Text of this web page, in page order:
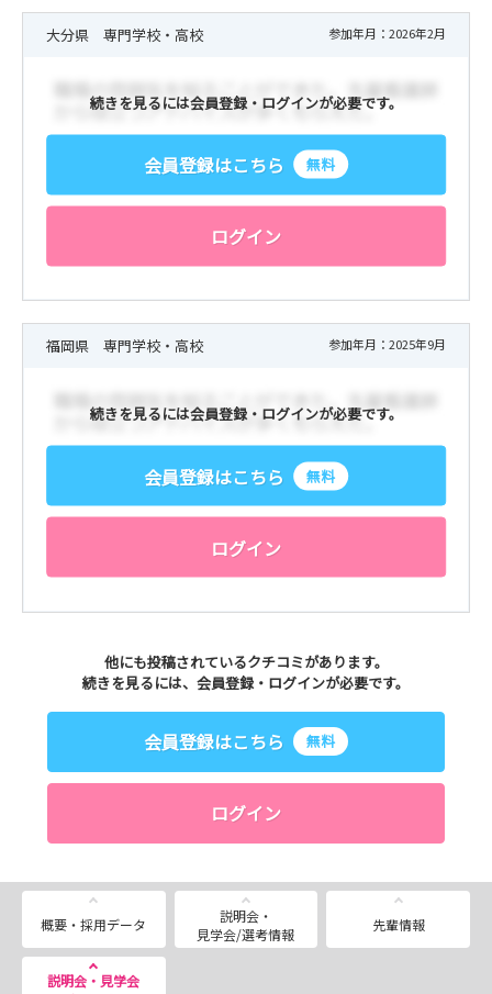
大分県 専門学校・高校 参加年月：2026年2月
続きを見るには会員登録・ログインが必要です。
会員登録はこちら 無料
ログイン
福岡県 専門学校・高校 参加年月：2025年9月
続きを見るには会員登録・ログインが必要です。
会員登録はこちら 無料
ログイン
他にも投稿されているクチコミがあります。
続きを見るには、会員登録・ログインが必要です。
会員登録はこちら 無料
ログイン
概要・採用データ
説明会・
見学会/選考情報
先輩情報
説明会・見学会